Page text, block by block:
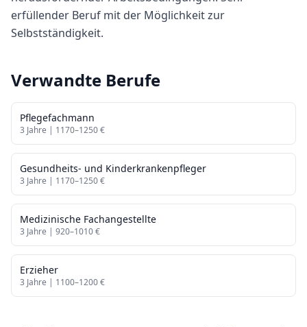
erfüllender Beruf mit der Möglichkeit zur
Selbstständigkeit.
Verwandte Berufe
Pflegefachmann
3 Jahre | 1170–1250€
Gesundheits- und Kinderkrankenpfleger
3 Jahre | 1170–1250€
Medizinische Fachangestellte
3 Jahre | 920–1010€
Erzieher
3 Jahre | 1100–1200€